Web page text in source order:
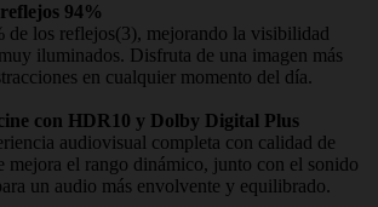
94%
de los reflejos(3), mejorando la visibilidad
iluminados. Disfruta de una imagen más
en cualquier momento del día.
con HDR10 y Dolby Digital Plus
audiovisual completa con calidad de
mejora el rango dinámico, junto con el sonido
un audio más envolvente y equilibrado.